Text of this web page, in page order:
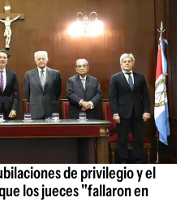
de privilegio y el
los jueces "fallaron en